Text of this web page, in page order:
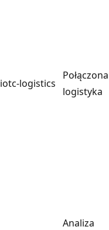
iotc-logistics
Połączona
logistyka
Analiza